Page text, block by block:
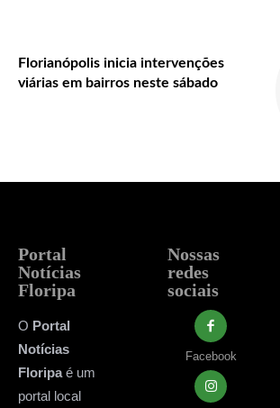
Florianópolis inicia intervenções
viárias em bairros neste sábado
Portal
Notícias
Floripa
O Portal
Notícias
Floripaé um
portal local
Nossas
redes
sociais
Facebook